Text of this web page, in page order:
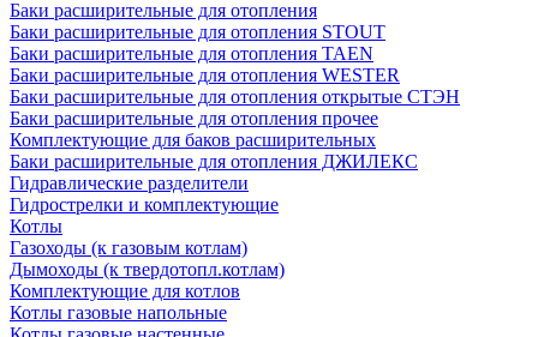
Баки расширительные для отопления
Баки расширительные для отопления STOUT
Баки расширительные для отопления TAEN
Баки расширительные для отопления WESTER
Баки расширительные для отопления открытые СТЭН
Баки расширительные для отопления прочее
Комплектующие для баков расширительных
Баки расширительные для отопления ДЖИЛЕКС
Гидравлические разделители
Гидрострелки и комплектующие
Котлы
Газоходы (к газовым котлам)
Дымоходы (к твердотопл.котлам)
Комплектующие для котлов
Котлы газовые напольные